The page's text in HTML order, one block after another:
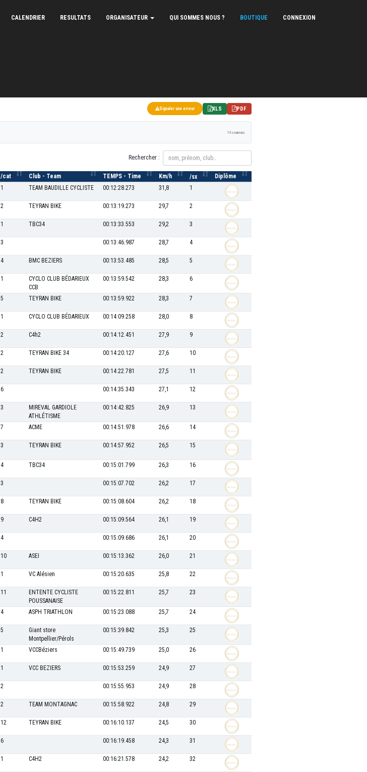
CALENDRIER RESULTATS ORGANISATEUR QUI SOMMES NOUS ? BOUTIQUE CONNEXION
Signaler une erreur XLS PDF
73 coureurs
Rechercher :
/cat Club - Team TEMPS - Time Km/h /sx
Diplôme
1 TEAM BAUDILLE CYCLISTE 00:12:28.273 31,8 1
2 TEYRAN BIKE 00:13:19.273 29,7 2
1 TBC34 00:13:33.553 29,2 3
3 00:13:46.987 28,7 4
4 BMC BEZIERS 00:13:53.485 28,5 5
1
CYCLO CLUB BÉDARIEUX
CCB
00:13:59.542 28,3 6
5 TEYRAN BIKE 00:13:59.922 28,3 7
1 CYCLO CLUB BÉDARIEUX 00:14:09.258 28,0 8
2 C4h2 00:14:12.451 27,9 9
2 TEYRAN BIKE 34 00:14:20.127 27,6 10
2 TEYRAN BIKE 00:14:22.781 27,5 11
6 00:14:35.343 27,1 12
3
MIREVAL GARDIOLE
ATHLÉTISME
00:14:42.825 26,9 13
7 ACME 00:14:51.978 26,6 14
3 TEYRAN BIKE 00:14:57.952 26,5 15
4 TBC34 00:15:01.799 26,3 16
3 00:15:07.702 26,2 17
8 TEYRAN BIKE 00:15:08.604 26,2 18
9 C4H2 00:15:09.564 26,1 19
4 00:15:09.686 26,1 20
10 ASEI 00:15:13.362 26,0 21
1 VC Alésien 00:15:20.635 25,8 22
11
ENTENTE CYCLISTE
POUSSANAISE
00:15:22.811 25,7 23
4 ASPH TRIATHLON 00:15:23.088 25,7 24
5
Giant store
Montpellier/Pérols
00:15:39.842 25,3 25
1 VCCBéziers 00:15:49.739 25,0 26
1 VCC BEZIERS 00:15:53.259 24,9 27
2 00:15:55.953 24,9 28
2 TEAM MONTAGNAC 00:15:58.922 24,8 29
12 TEYRAN BIKE 00:16:10.137 24,5 30
6 00:16:19.458 24,3 31
1 C4H2 00:16:21.578 24,2 32